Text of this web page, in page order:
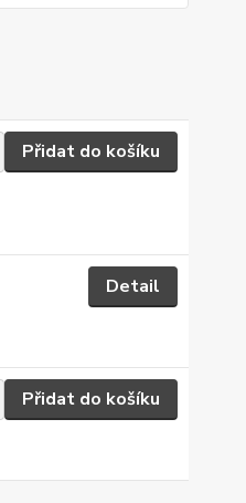
Přidat do košíku
Detail
Přidat do košíku